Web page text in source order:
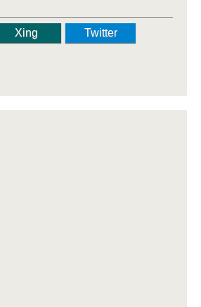
Xing
Twitter